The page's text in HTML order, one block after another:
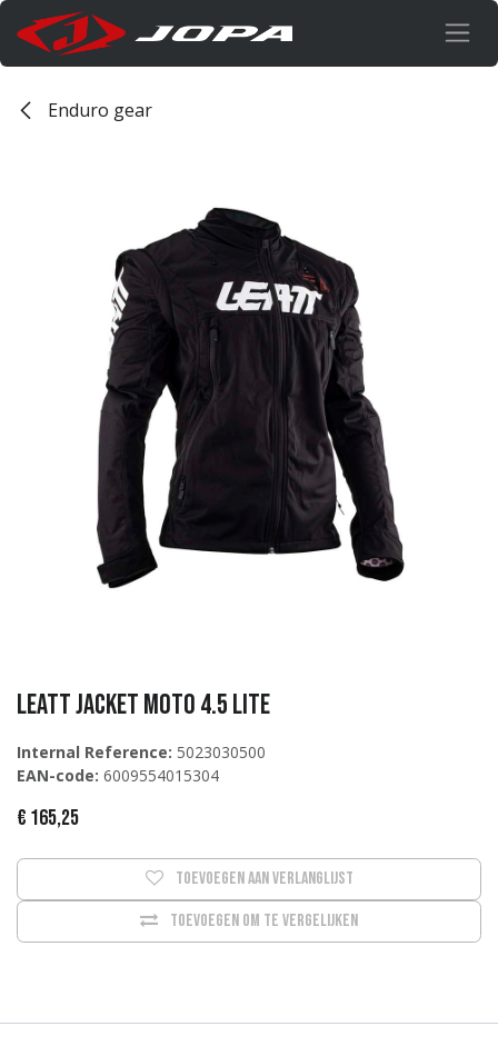
Overslaan naar inhoud
Enduro gear
Leatt Jacket Moto 4.5 Lite
Internal Reference: 5023030500
EAN-code: 6009554015304
€ 165,25
Toevoegen om te vergelijken
Toevoegen aan verlanglijst